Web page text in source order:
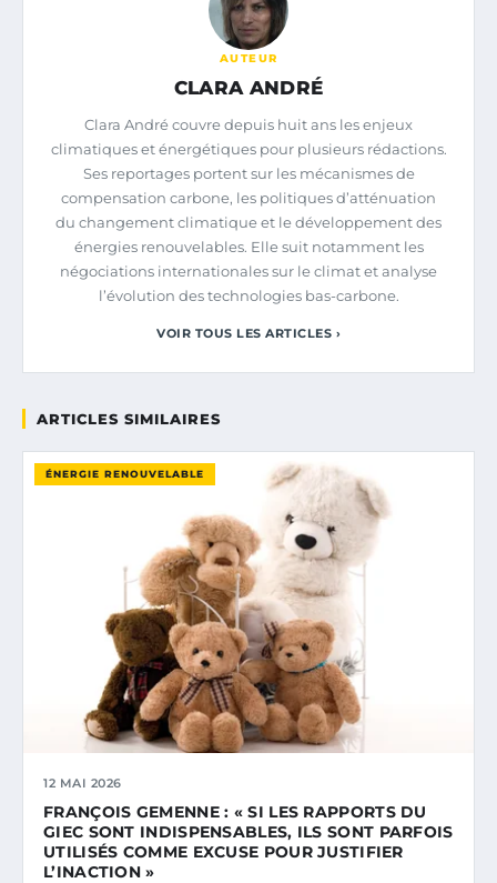
AUTEUR
CLARA ANDRÉ
Clara André couvre depuis huit ans les enjeux
climatiques et énergétiques pour plusieurs rédactions.
Ses reportages portent sur les mécanismes de
compensation carbone, les politiques d’atténuation
du changement climatique et le développement des
énergies renouvelables. Elle suit notamment les
négociations internationales sur le climat et analyse
l’évolution des technologies bas-carbone.
VOIR TOUS LES ARTICLES ›
ARTICLES SIMILAIRES
ÉNERGIE RENOUVELABLE
12 MAI 2026
FRANÇOIS GEMENNE : « SI LES RAPPORTS DU
GIEC SONT INDISPENSABLES, ILS SONT PARFOIS
UTILISÉS COMME EXCUSE POUR JUSTIFIER
L’INACTION »